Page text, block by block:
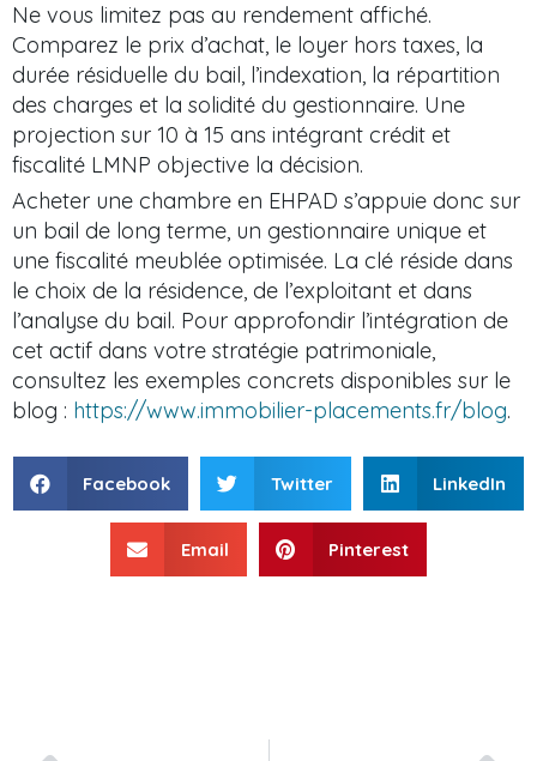
Ne vous limitez pas au rendement affiché.
Comparez le prix d’achat, le loyer hors taxes, la
durée résiduelle du bail, l’indexation, la répartition
des charges et la solidité du gestionnaire. Une
projection sur 10 à 15 ans intégrant crédit et
fiscalité LMNP objective la décision.
Acheter une chambre en EHPAD s’appuie donc sur
un bail de long terme, un gestionnaire unique et
une fiscalité meublée optimisée. La clé réside dans
le choix de la résidence, de l’exploitant et dans
l’analyse du bail. Pour approfondir l’intégration de
cet actif dans votre stratégie patrimoniale,
consultez les exemples concrets disponibles sur le
blog : https://www.immobilier-placements.fr/blog.
Facebook Twitter LinkedIn
Email Pinterest